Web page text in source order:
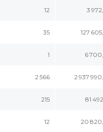
12 3
35 127
1 6
2 566 2 937
215 81
12 20